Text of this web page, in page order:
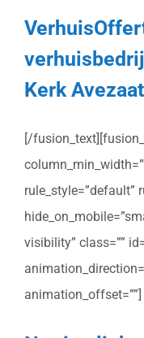
Kerk
[/
rule_style=”default”
visibility” class=””
animation_offset=””]